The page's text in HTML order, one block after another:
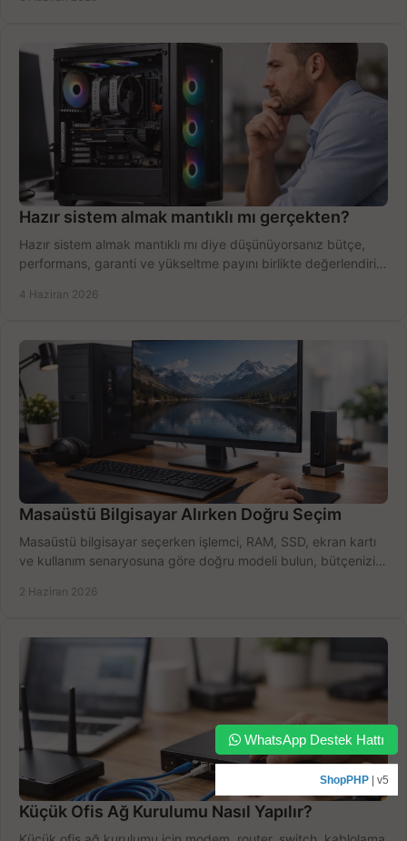
Hazır sistem almak mantıklı mı gerçekten?
Hazır sistem almak mantıklı mı diye düşünüyorsanız bütçe,
performans, garanti ve yükseltme payını birlikte değerlendirin,
4 Haziran 2026
Masaüstü Bilgisayar Alırken Doğru Seçim
Masaüstü bilgisayar seçerken işlemci, RAM, SSD, ekran kartı
ve kullanım senaryosuna göre doğru modeli bulun, bütçenizi
2 Haziran 2026
Küçük Ofis Ağ Kurulumu Nasıl Yapılır?
WhatsApp Destek Hattı
ShopPHP | v5